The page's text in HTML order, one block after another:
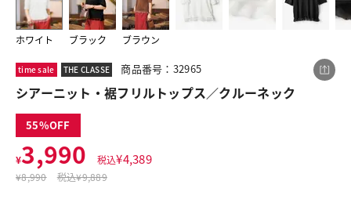
ホワイト ブラック ブラウン
time sale THE CLASSE 商品番号：32965
シアーニット・裾フリルトップス／クルーネック
55
¥3,990 税込¥4,389
¥8,990 税込¥9,889
この商品をシェアする